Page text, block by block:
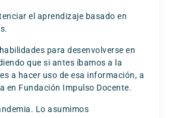
el aprendizaje basado en
para desenvolverse en
que si antes íbamos a la
a hacer uso de esa información, a
en Fundación Impulso Docente.
Lo asumimos